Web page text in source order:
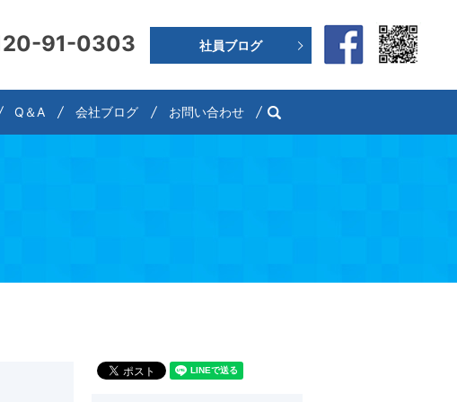
91-0303
Q＆A 会社ブログ
社員ブログ
お問い合わせ search